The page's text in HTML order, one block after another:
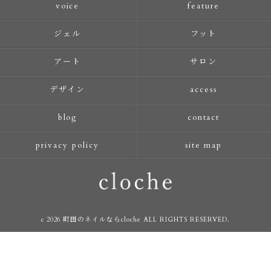
voice feature
ジェル フット
アート サロン
デザイン access
blog contact
privacy policy site map
c 2026 町田のネイルならcloche ALL RIGHTS RESERVED.